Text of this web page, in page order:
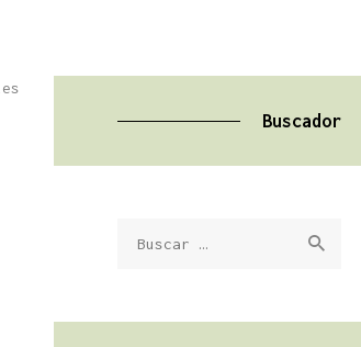
Buscador